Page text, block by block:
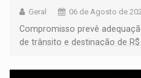
Geral 06 de Agosto de
Compromisso prevê
de trânsito e destinação de